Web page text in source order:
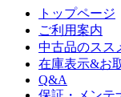
トップページ
ご利用案内
中古品のスス
在庫表示&お
Q&A